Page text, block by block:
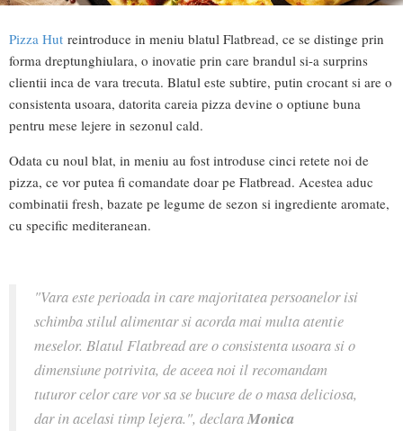
Pizza Hut reintroduce in meniu blatul Flatbread, ce se distinge prin
forma dreptunghiulara, o inovatie prin care brandul si-a surprins
clientii inca de vara trecuta. Blatul este subtire, putin crocant si are o
consistenta usoara, datorita careia pizza devine o optiune buna
pentru mese lejere in sezonul cald.
Odata cu noul blat, in meniu au fost introduse cinci retete noi de
pizza, ce vor putea fi comandate doar pe Flatbread. Acestea aduc
combinatii fresh, bazate pe legume de sezon si ingrediente aromate,
cu specific mediteranean.
"Vara este perioada in care majoritatea persoanelor isi
schimba stilul alimentar si acorda mai multa atentie
meselor. Blatul Flatbread are o consistenta usoara si o
dimensiune potrivita, de aceea noi il recomandam
tuturor celor care vor sa se bucure de o masa deliciosa,
dar in acelasi timp lejera.", declaraMonica